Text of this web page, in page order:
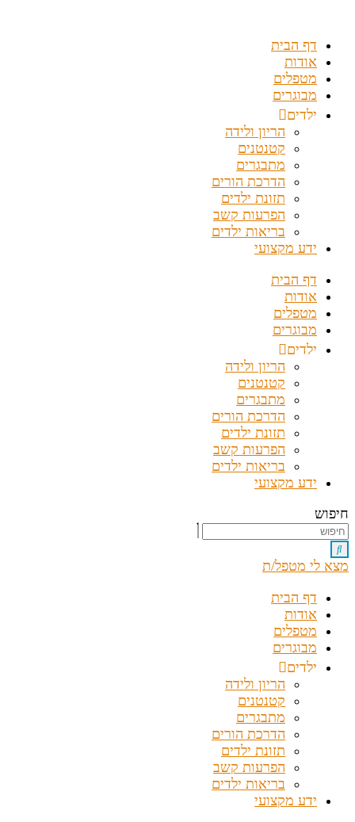
דף הבית
אודות
מטפלים
מבוגרים
ילדים
הריון ולידה
קטנטנים
מתבגרים
הדרכת הורים
תזונת ילדים
הפרעות קשב
בריאות ילדים
ידע מקצועי
דף הבית
אודות
מטפלים
מבוגרים
ילדים
הריון ולידה
קטנטנים
מתבגרים
הדרכת הורים
תזונת ילדים
הפרעות קשב
בריאות ילדים
ידע מקצועי
חיפוש
מצא לי מטפל/ת
דף הבית
אודות
מטפלים
מבוגרים
ילדים
הריון ולידה
קטנטנים
מתבגרים
הדרכת הורים
תזונת ילדים
הפרעות קשב
בריאות ילדים
ידע מקצועי